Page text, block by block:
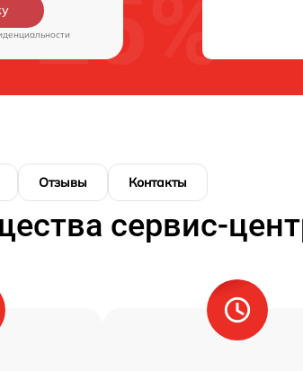
Отзывы Контакты
сервис-